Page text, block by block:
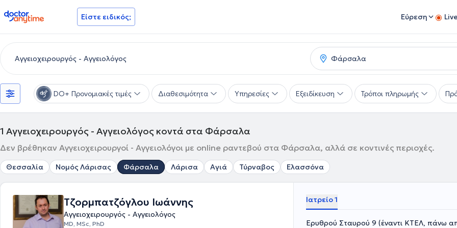
doctoranytime Είστε ειδικός; Εύρεση
DO+ Προνομιακές τιμές Διαθεσιμότητα Υπηρεσίες Εξειδίκευση Τρόποι πληρωμής
1 Αγγειοχειρουργός - Αγγειολόγος κοντά στα Φάρσαλα
Δεν βρέθηκαν Αγγειοχειρουργοί - Αγγειολόγοι με online ραντεβού στα Φάρσαλα, αλλά σε κοντινές περιοχές.
Θεσσαλία Νομός Λάρισας Φάρσαλα Λάρισα Αγιά Τύρναβος Ελασσόνα
Τζορμπατζόγλου Ιωάννης
Αγγειοχειρουργός - Αγγειολόγος
MD, MSc, PhD
Ιατρείο 1
Ερυθρού Σταυρού 9 (έναντι ΚΤΕΛ, πάνω